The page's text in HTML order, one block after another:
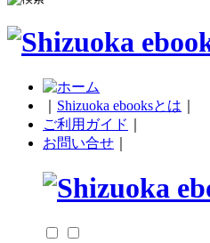
Shizuoka ebooksとは
ご利用ガイド
お問い合せ